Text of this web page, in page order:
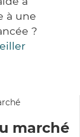
à une
?
marché